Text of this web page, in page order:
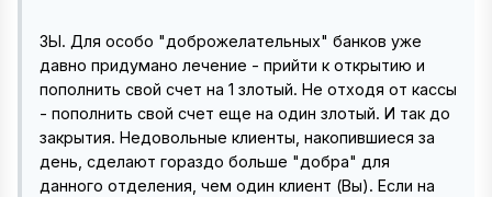
ЗЫ. Для особо "доброжелательных" банков уже
давно придумано лечение - прийти к открытию и
пополнить свой счет на 1 злотый. Не отходя от кассы
- пополнить свой счет еще на один злотый. И так до
закрытия. Недовольные клиенты, накопившиеся за
день, сделают гораздо больше "добра" для
данного отделения, чем один клиент (Вы). Если на